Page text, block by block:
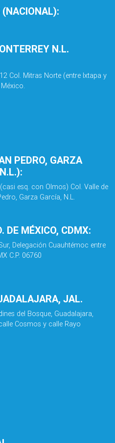
N.L.
Col. Mitras Norte (entre Ixtapa y
PEDRO, GARZA
esq. con Olmos) Col. Valle de
Garza García, N.L.
DE MÉXICO, CDMX:
Delegación Cuauhtémoc entre
C.P. 06760
JAL.
del Bosque, Guadalajara,
Cosmos y calle Rayo